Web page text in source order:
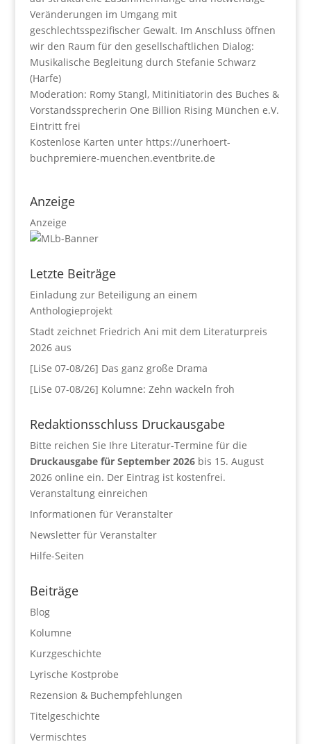
Veränderungen im Umgang mit
geschlechtsspezifischer Gewalt. Im Anschluss öffnen
wir den Raum für den gesellschaftlichen Dialog:
Musikalische Begleitung durch Stefanie Schwarz
(Harfe)
Moderation: Romy Stangl, Mitinitiatorin des Buches &
Vorstandssprecherin One Billion Rising München e.V.
Eintritt frei
Kostenlose Karten unter https://unerhoert-
buchpremiere-muenchen.eventbrite.de
Anzeige
Anzeige
Letzte Beiträge
Einladung zur Beteiligung an einem
Anthologieprojekt
Stadt zeichnet Friedrich Ani mit dem Literaturpreis
2026 aus
[LiSe 07-08/26] Das ganz große Drama
[LiSe 07-08/26] Kolumne: Zehn wackeln froh
Redaktionsschluss Druckausgabe
Bitte reichen Sie Ihre Literatur-Termine für die
Druckausgabe für September 2026bis 15. August
2026 online ein. Der Eintrag ist kostenfrei.
Veranstaltung einreichen
Informationen für Veranstalter
Newsletter für Veranstalter
Hilfe-Seiten
Beiträge
Blog
Kolumne
Kurzgeschichte
Lyrische Kostprobe
Rezension & Buchempfehlungen
Titelgeschichte
Vermischtes